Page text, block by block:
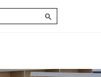
search